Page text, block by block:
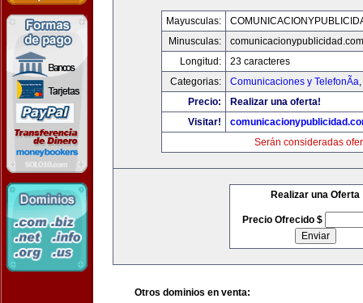
Mayusculas:
Minusculas:
comunicacionypublicidad.com
Longitud:
23 caracteres
Categorias:
Comunicaciones y TelefonÃ­a,
Precio:
Realizar una oferta!
Visitar!
Serán consideradas
Realizar una Oferta
Precio Ofrecido $
Otros dominios en venta: